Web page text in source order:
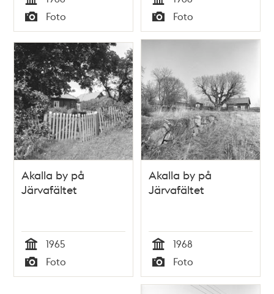
Tid
Typ
Foto Tid
Typ
Foto
Akalla by på
Järvafältet
Tid
1965
Typ
Foto
Akalla by på
Järvafältet
Tid
1968
Typ
Foto